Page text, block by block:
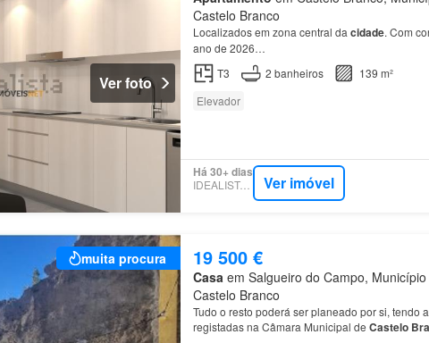
Ver foto
Castelo Branco
Localizados em zona central da cidade. Com
ano de 2026…
T3
2 banheiros
139 m²
Elevador
Há 30+ dias
IDEALISTA.PT Ver imóvel
muita procura 19 500 €
Casa em Salgueiro do Campo,
Castelo Branco
Tudo o resto poderá ser planeado por si, tendo
registadas na Câmara Municipal de Castelo